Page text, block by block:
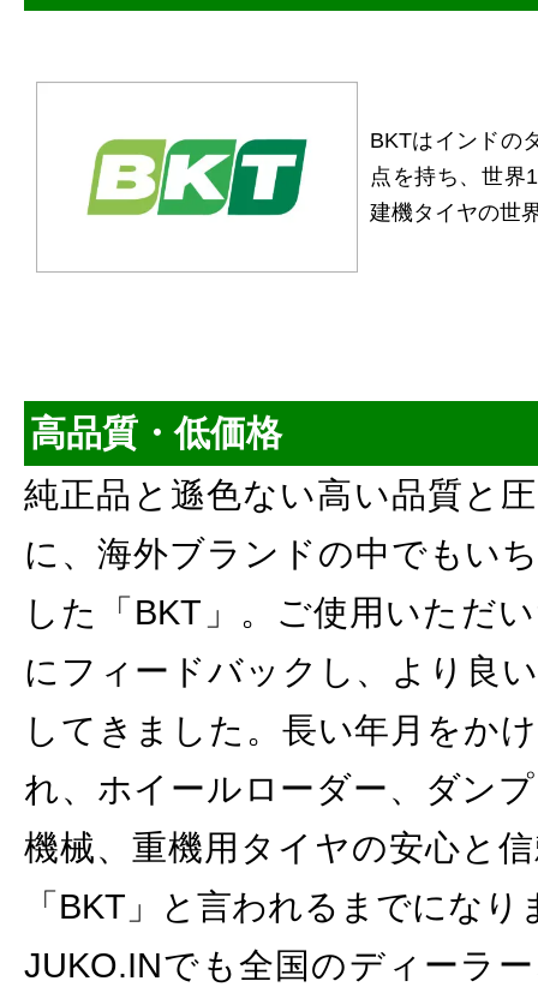
BKTはインドの
点を持ち、世界
建機タイヤの世
高品質・低価格
純正品と遜色ない高い品質と
に、海外ブランドの中でもい
した「BKT」。ご使用いただ
にフィードバックし、より良
してきました。長い年月をか
れ、ホイールローダー、ダン
機械、重機用タイヤの安心と
「BKT」と言われるまでになり
JUKO.INでも全国のディーラ